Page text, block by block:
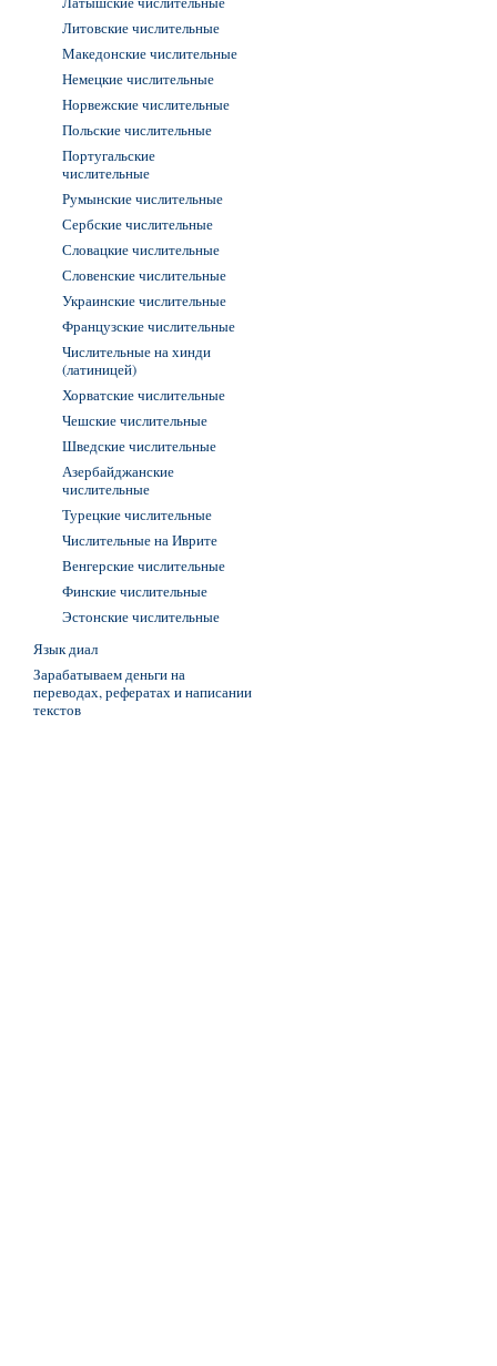
Литовские числительные
Македонские числительные
Немецкие числительные
Норвежские числительные
Польские числительные
Португальские
числительные
Румынские числительные
Сербские числительные
Словацкие числительные
Словенские числительные
Украинские числительные
Французские числительные
Числительные на хинди
(латиницей)
Хорватские числительные
Чешские числительные
Шведские числительные
Азербайджанские
числительные
Турецкие числительные
Числительные на Иврите
Венгерские числительные
Финские числительные
Эстонские числительные
Язык диал
Зарабатываем деньги на
переводах, рефератах и написании
текстов